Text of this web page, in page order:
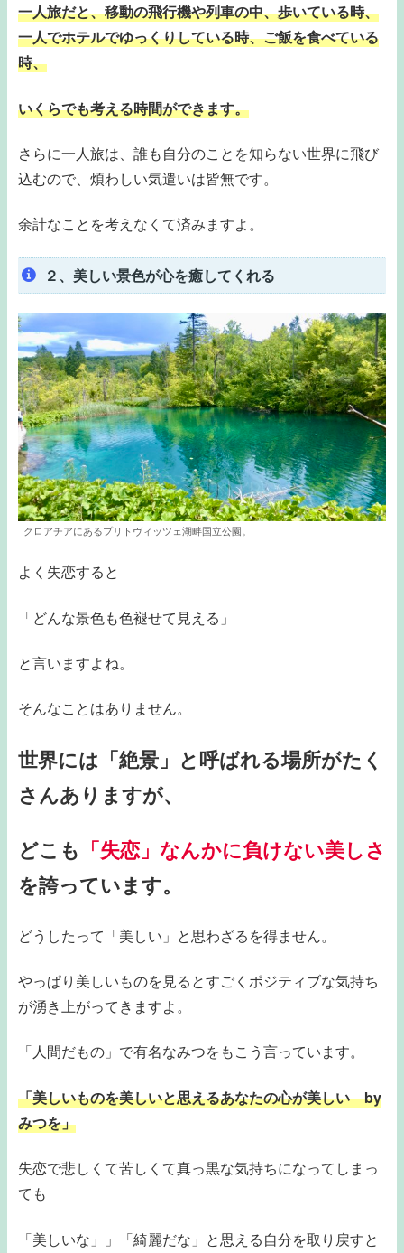
一人旅だと、移動の飛行機や列車の中、歩いている時、
一人でホテルでゆっくりしている時、ご飯を食べている
時、
いくらでも考える時間ができます。
さらに一人旅は、誰も自分のことを知らない世界に飛び
込むので、煩わしい気遣いは皆無です。
余計なことを考えなくて済みますよ。
２、美しい景色が心を癒してくれる
クロアチアにあるプリトヴィッツェ湖畔国立公園。
よく失恋すると
「どんな景色も色褪せて見える」
と言いますよね。
そんなことはありません。
世界には「絶景」と呼ばれる場所がたく
さんありますが、
どこも 「失恋」なんかに負けない美しさ
を誇っています。
どうしたって「美しい」と思わざるを得ません。
やっぱり美しいものを見るとすごくポジティブな気持ち
が湧き上がってきますよ。
「人間だもの」で有名なみつをもこう言っています。
「美しいものを美しいと思えるあなたの心が美しい by
みつを」
失恋で悲しくて苦しくて真っ黒な気持ちになってしまっ
ても
「美しいな」」「綺麗だな」と思える自分を取り戻すと